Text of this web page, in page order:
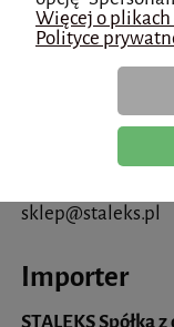
Osoba
STALEKS Spółka
Liability
02-013 Warsaw,
sklep@staleks.pl
Importer
Więcej o plikach
Polityce